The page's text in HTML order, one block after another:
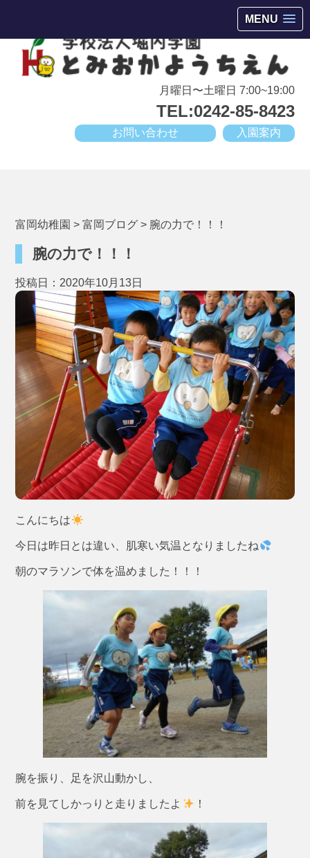
MENU
月曜日〜土曜日 7:00~19:00
TEL:0242-85-8423
入園案内
お問い合わせ
富岡幼稚園 >富岡ブログ > 腕の力で！！！
腕の力で！！！
投稿日：2020年10月13日
こんにちは
今日は昨日とは違い、肌寒い気温となりましたね
朝のマラソンで体を温めました！！！
腕を振り、足を沢山動かし、
前を見てしかっりと走りましたよ ！